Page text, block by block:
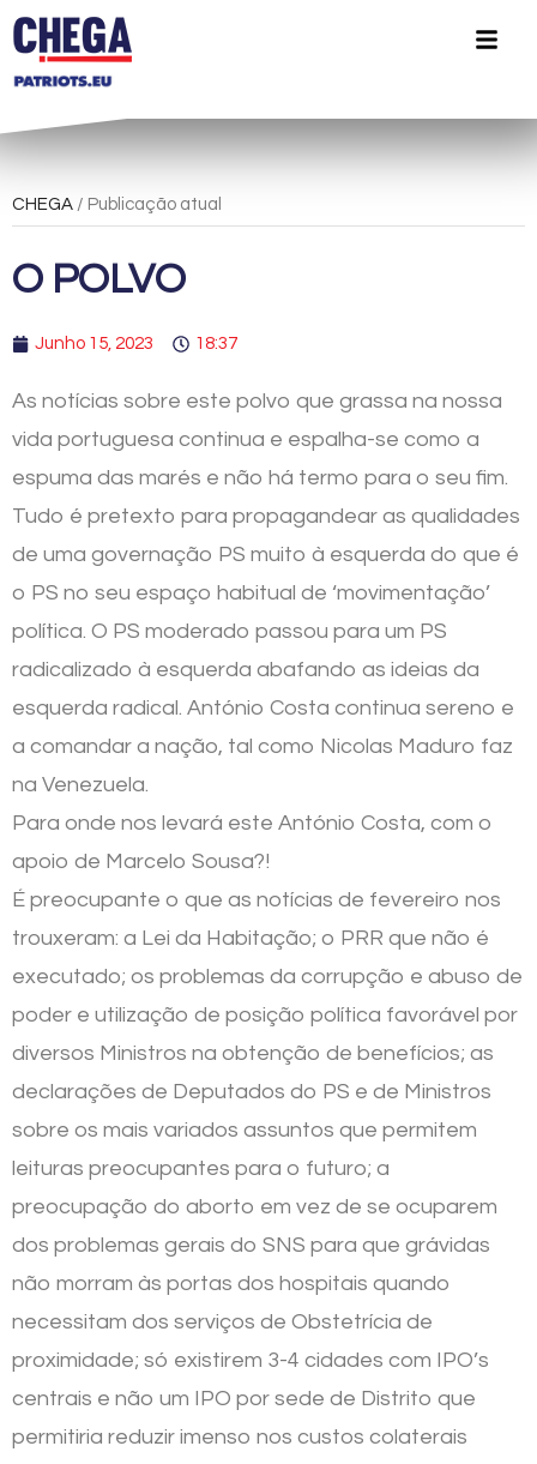
CHEGA / Publicação atual
O POLVO
Junho 15, 2023 18:37
As notícias sobre este polvo que grassa na nossa
vida portuguesa continua e espalha-se como a
espuma das marés e não há termo para o seu fim.
Tudo é pretexto para propagandear as qualidades
de uma governação PS muito à esquerda do que é
o PS no seu espaço habitual de ‘movimentação’
política. O PS moderado passou para um PS
radicalizado à esquerda abafando as ideias da
esquerda radical. António Costa continua sereno e
a comandar a nação, tal como Nicolas Maduro faz
na Venezuela.
Para onde nos levará este António Costa, com o
apoio de Marcelo Sousa?!
É preocupante o que as notícias de fevereiro nos
trouxeram: a Lei da Habitação; o PRR que não é
executado; os problemas da corrupção e abuso de
poder e utilização de posição política favorável por
diversos Ministros na obtenção de benefícios; as
declarações de Deputados do PS e de Ministros
sobre os mais variados assuntos que permitem
leituras preocupantes para o futuro; a
preocupação do aborto em vez de se ocuparem
dos problemas gerais do SNS para que grávidas
não morram às portas dos hospitais quando
necessitam dos serviços de Obstetrícia de
proximidade; só existirem 3-4 cidades com IPO’s
centrais e não um IPO por sede de Distrito que
permitiria reduzir imenso nos custos colaterais